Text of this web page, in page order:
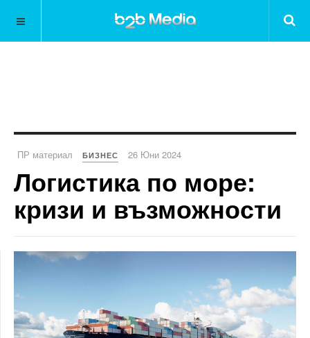
ПР материал БИЗНЕС 26 Юни 2024
Логистика по море:
кризи и възможности